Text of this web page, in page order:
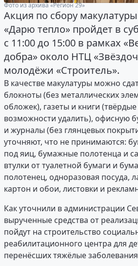
Фото из архива «Регион 29»
Акция по сбору
«Дарю тепло» пройдет в
с 11:00 до 15:00 в рамках
добра» около НТЦ
молодёжи «Строитель».
В качестве макулатуры можно
блокноты (без металлических
обложек), газеты и книги
возможности удалить), офисную
и журналы (без глянцевых
уточняют, что не принимаются:
под яиц, бумажные полотенца и
втулки от туалетной бумаги и
полотенец, одноразовая посуда,
картон и обои, листовки и
Как уточнили в администрации
вырученные средства от
пойдут на строительство
реабилитационного центра для
перенёсших тяжёлые